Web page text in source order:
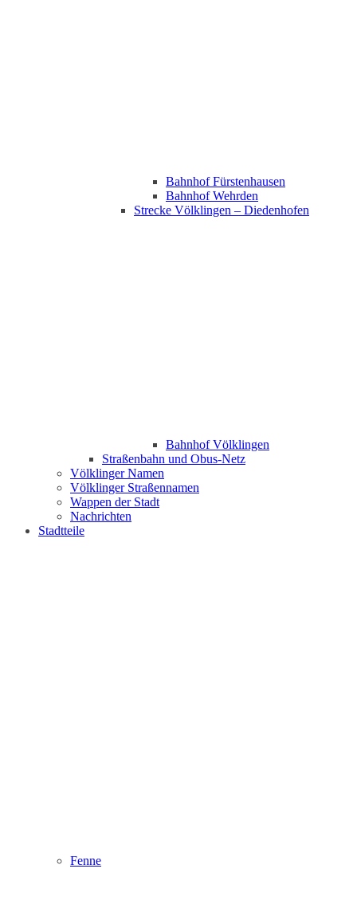
Bahnhof Fürstenhausen
Bahnhof Wehrden
Strecke Völklingen – Diedenhofen
Bahnhof Völklingen
Straßenbahn und Obus-Netz
Völklinger Namen
Völklinger Straßennamen
Wappen der Stadt
Nachrichten
Stadtteile
Fenne